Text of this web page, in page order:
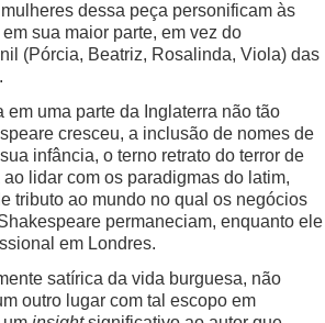
dessa peça personificam às
sua maior parte, em vez do
(Pórcia, Beatriz, Rosalinda, Viola) das
em uma parte da Inglaterra não tão
cresceu, a inclusão de nomes de
infância, o terno retrato do terror de
lidar com os paradigmas do latim,
tributo ao mundo no qual os negócios
permaneciam, enquanto ele
em Londres.
satírica da vida burguesa, não
outro lugar com tal escopo em